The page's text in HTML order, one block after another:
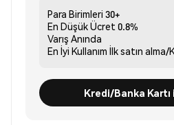
Para Birimleri 30+
En Düşük Ücret 0.8%
Varış Anında
En İyi Kullanım İlk satın
Kredi/Banka Kartı